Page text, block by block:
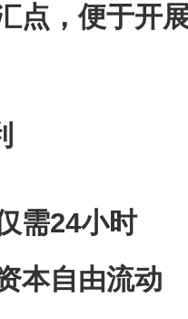
点，便于开
需24小时
本自由流动